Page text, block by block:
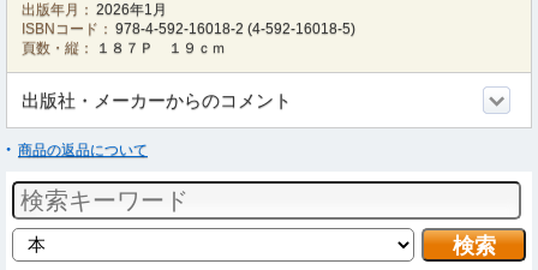
出版年月： 2026年1月
ISBNコード： 978-4-592-16018-2 (4-592-16018-5)
頁数・縦：
１８７Ｐ １９ｃｍ
出版社・メーカーからのコメント
商品の返品について